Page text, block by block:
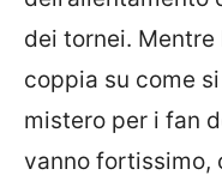
dei tornei.
coppia su come
mistero per i fan
vanno fortissimo,